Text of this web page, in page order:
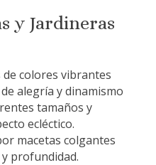
y Jardineras
de colores vibrantes
alegría y dinamismo
tamaños y
ecléctico.
macetas colgantes
profundidad.